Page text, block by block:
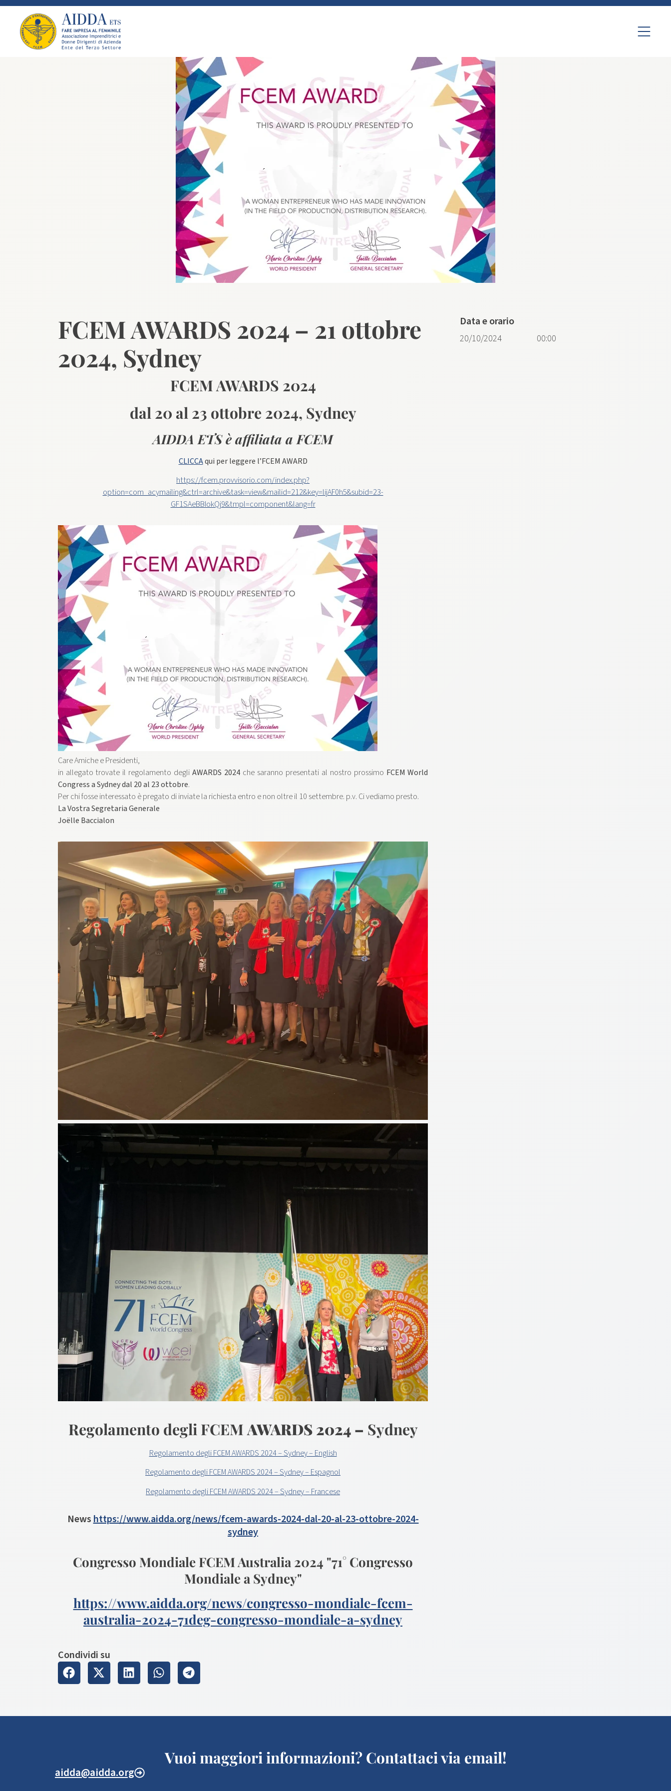
FCEM AWARDS 2024 – 21 ottobre
2024, Sydney
FCEM AWARDS 2024
dal 20 al 23 ottobre 2024, Sydney
AIDDA ETS è affiliata a FCEM
CLICCAqui per leggere l’FCEM AWARD
https://fcem.provvisorio.com/index.php?
option=com_acymailing&ctrl=archive&task=view&mailid=212&key=lijAF0h5&subid=23-
GF1SAeBBIokQj9&tmpl=component&lang=fr
Care Amiche e Presidenti,
in allegato trovate il regolamento degliAWARDS 2024 che saranno presentati al nostro prossimo FCEM World
Congress a Sydney dal 20 al 23 ottobre.
Per chi fosse interessato è pregato di inviate la richiesta entro e non oltre il 10 settembre. p.v. Ci vediamo presto.
La Vostra Segretaria Generale
Joëlle Baccialon
Regolamento degli FCEMAWARDS 2024 – Sydney
Regolamento degli FCEM AWARDS 2024 – Sydney – English
Regolamento degli FCEM AWARDS 2024 – Sydney – Espagnol
Regolamento degli FCEM AWARDS 2024 – Sydney – Francese
Newshttps://www.aidda.org/news/fcem-awards-2024-dal-20-al-23-ottobre-2024-
sydney
Congresso Mondiale FCEM Australia 2024 "71° Congresso
Mondiale a Sydney"
https://www.aidda.org/news/congresso-mondiale-fcem-
australia-2024-71deg-congresso-mondiale-a-sydney
Condividi su
Data e orario
20/10/2024 00:00
Vuoi maggiori informazioni? Contattaci via email!
aidda@aidda.org